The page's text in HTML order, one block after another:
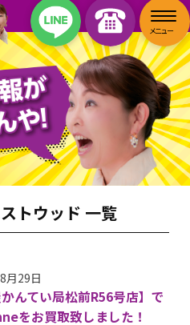
トウッド 一覧
月29日
かんてい局松前R56号店】で
をお買取致しました！